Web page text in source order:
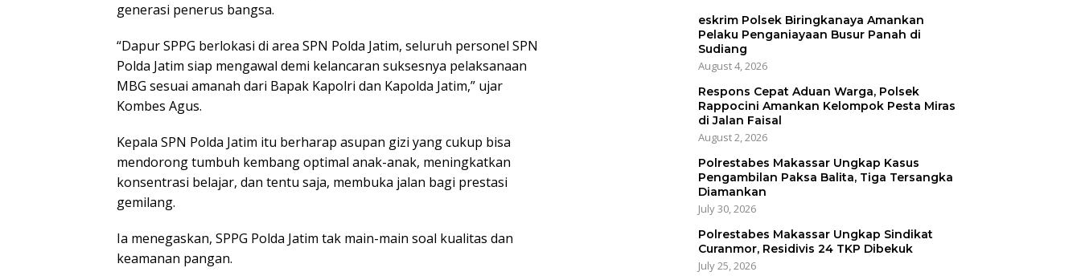
generasi penerus bangsa.
“Dapur SPPG berlokasi di area SPN Polda Jatim, seluruh personel SPN
Polda Jatim siap mengawal demi kelancaran suksesnya pelaksanaan
MBG sesuai amanah dari Bapak Kapolri dan Kapolda Jatim,” ujar
Kombes Agus.
Kepala SPN Polda Jatim itu berharap asupan gizi yang cukup bisa
mendorong tumbuh kembang optimal anak-anak, meningkatkan
konsentrasi belajar, dan tentu saja, membuka jalan bagi prestasi
gemilang.
Ia menegaskan, SPPG Polda Jatim tak main-main soal kualitas dan
keamanan pangan.
eskrim Polsek Biringkanaya Amankan
Pelaku Penganiayaan Busur Panah di
Sudiang
August 4, 2026
Respons Cepat Aduan Warga, Polsek
Rappocini Amankan Kelompok Pesta Miras
di Jalan Faisal
August 2, 2026
Polrestabes Makassar Ungkap Kasus
Pengambilan Paksa Balita, Tiga Tersangka
Diamankan
July 30, 2026
Polrestabes Makassar Ungkap Sindikat
Curanmor, Residivis 24 TKP Dibekuk
July 25, 2026